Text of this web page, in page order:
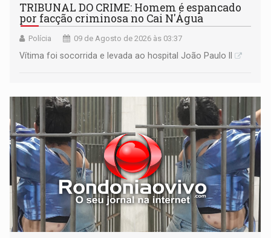
TRIBUNAL DO CRIME: Homem é espancado
por facção criminosa no Cai N'Água
Polícia 09 de Agosto de 2026 às 03:37
Vítima foi socorrida e levada ao hospital João Paulo II